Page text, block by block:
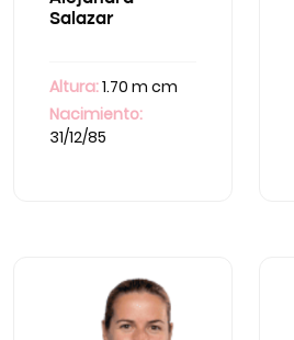
Salazar
Altura:1.70 m cm
Nacimiento:
31/12/85